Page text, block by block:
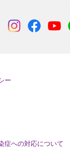
ー
症への対応について